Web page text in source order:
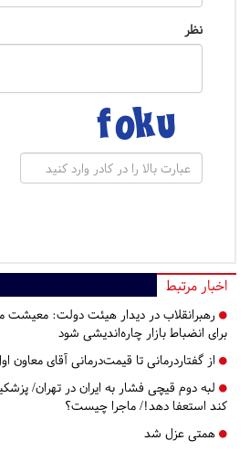
نظر
اخبار مرتبط
رهبرانقلاب در دیدار هیئت دولت: معیشت
برای انضباط بازار چاره‌اندیشی شود
از گفتاردرمانی تا قیمت‌درمانی آقای معاون
لبه دوم قیچی فشار به ایران در تهران/
کند استعفا دهد!/ ماجرا چیست؟
همتی عزل شد